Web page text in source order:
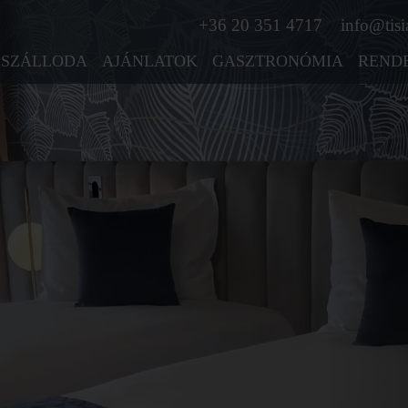
+36 20 351 4717
SZÁLLODA AJÁNLATOK GASZTRONÓMIA